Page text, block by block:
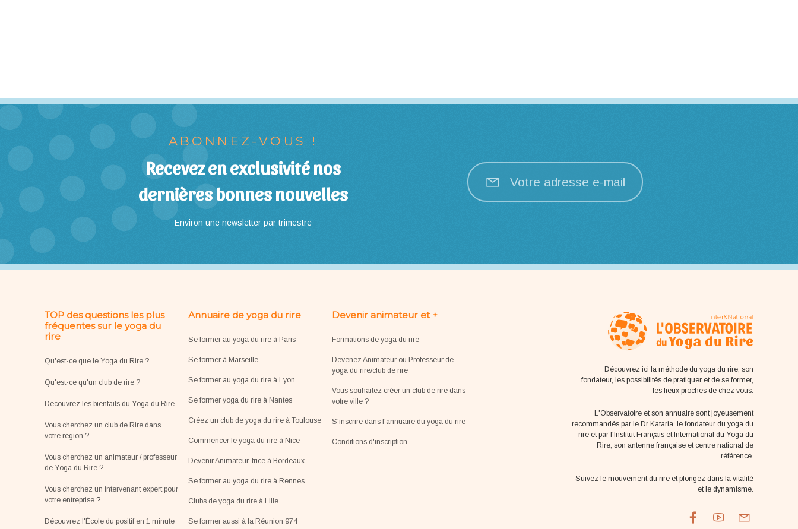
ABONNEZ-VOUS !
Recevez en exclusivité nos
dernières bonnes nouvelles
Environ une newsletter par trimestre
Votre adresse e-mail
TOP des questions les plus
fréquentes sur le yoga du
rire
Qu'est-ce que le Yoga du Rire ?
Qu'est-ce qu'un club de rire ?
Découvrez les bienfaits du Yoga du Rire
Vous cherchez un club de Rire dans
votre région ?
Vous cherchez un animateur / professeur
de Yoga du Rire ?
Vous cherchez un intervenant expert pour
votre entreprise?
Découvrez l'École du positif en 1 minute
Annuaire de yoga du rire
Se former au yoga du rire à Paris
Se former à Marseille
Se former au yoga du rire à Lyon
Se former yoga du rire à Nantes
Créez un club de yoga du rire à Toulouse
Commencer le yoga du rire à Nice
Devenir Animateur-trice à Bordeaux
Se former au yoga du rire à Rennes
Clubs de yoga du rire à Lille
Se former aussi à la Réunion 974
Devenir animateur et +
Formations de yoga du rire
Devenez Animateur ou Professeur de
yoga du rire/club de rire
Vous souhaitez créer un club de rire dans
votre ville ?
S'inscrire dans l'annuaire du yoga du rire
Conditions d'inscription
Découvrez ici la méthode du yoga du rire, son
fondateur, les possibilités de pratiquer et de se former,
les lieux proches de chez vous.
L'Observatoire et son annuaire sont joyeusement
recommandés par le Dr Kataria, le fondateur du yoga du
rire et par l'Institut Français et International du Yoga du
Rire, son antenne française et centre national de
référence.
Suivez le mouvement du rire et plongez dans la vitalité
et le dynamisme.